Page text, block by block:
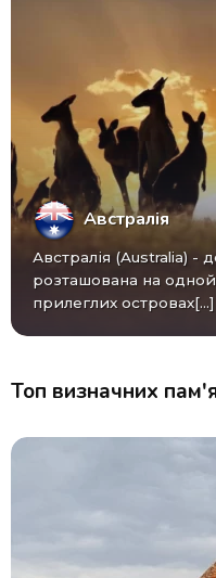
Австралія
Австралія (Australia) - ​​держава в Південній півкулі,
розташована на
прилеглих островах[...]
Топ визначних